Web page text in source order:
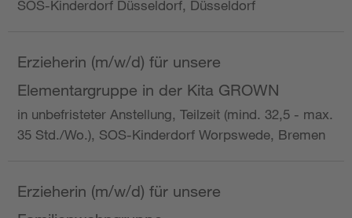
SOS-Kinderdorf Düsseldorf, Düsseldorf
Erzieherin (m/w/d) für unsere
Elementargruppe in der Kita GROWN
in unbefristeter Anstellung, Teilzeit (mind. 32,5 - max.
35 Std./Wo.), SOS-Kinderdorf Worpswede, Bremen
Erzieherin (m/w/d) für unsere